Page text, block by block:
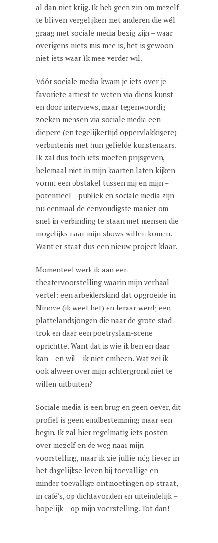
al dan niet krijg. Ik heb geen zin om mezelf
te blijven vergelijken met anderen die wél
graag met sociale media bezig zijn – waar
overigens niets mis mee is, het is gewoon
niet iets waar ìk mee verder wil.
Vóór sociale media kwam je iets over je
favoriete artiest te weten via diens kunst
en door interviews, maar tegenwoordig
zoeken mensen via sociale media een
diepere (en tegelijkertijd oppervlakkigere)
verbintenis met hun geliefde kunstenaars.
Ik zal dus toch iets moeten prijsgeven,
helemaal niet in mijn kaarten laten kijken
vormt een obstakel tussen mij en mijn –
potentieel – publiek en sociale media zijn
nu eenmaal de eenvoudigste manier om
snel in verbinding te staan met mensen die
mogelijks naar mijn shows willen komen.
Want er staat dus een nieuw project klaar.
Momenteel werk ik aan een
theatervoorstelling waarin mijn verhaal
vertel: een arbeiderskind dat opgroeide in
Ninove (ik weet het) en leraar werd; een
plattelandsjongen die naar de grote stad
trok en daar een poetryslam-scene
oprichtte. Want dat is wie ik ben en daar
kan – en wil – ik niet omheen. Wat zei ik
ook alweer over mijn achtergrond niet te
willen uitbuiten?
Sociale media is een brug en geen oever, dit
profiel is geen eindbestemming maar een
begin. Ik zal hier regelmatig iets posten
over mezelf en de weg naar mijn
voorstelling, maar ik zie jullie nóg liever in
het dagelijkse leven bij toevallige en
minder toevallige ontmoetingen op straat,
in café’s, op dichtavonden en uiteindelijk –
hopelijk – op mijn voorstelling. Tot dan!